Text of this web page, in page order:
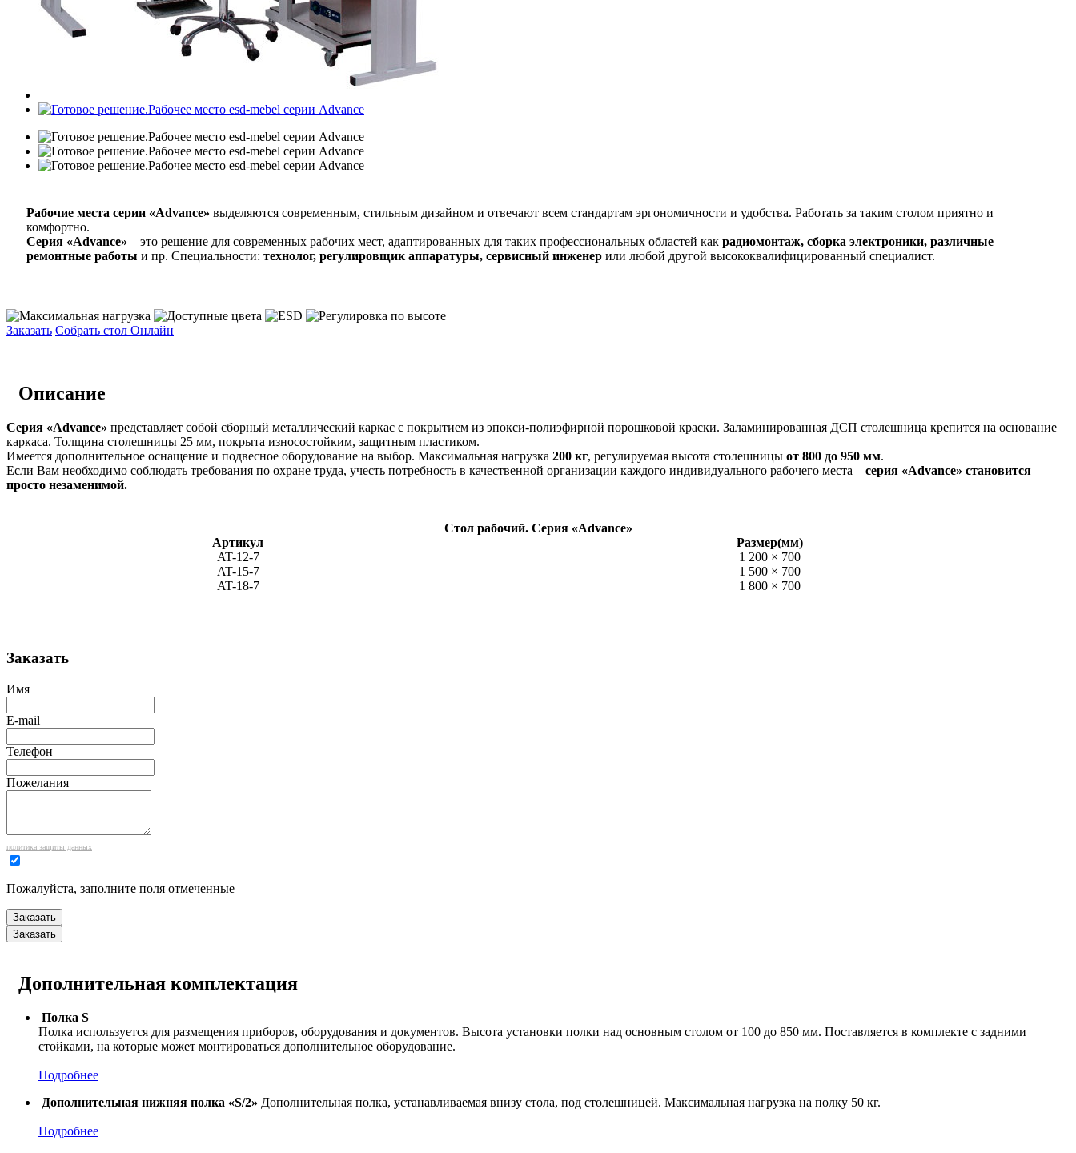
Рабочие места серии «Advance» выделяются современным, стильным дизайном и отвечают всем стандартам эргономичности и удобства. Работать за таким столом приятно и
комфортно.
Серия «Advance» – это решение для современных рабочих мест, адаптированных для таких профессиональных областей как радиомонтаж, сборка электроники, различные
ремонтные работы и пр. Специальности: технолог, регулировщик аппаратуры, сервисный инженер или любой другой высококвалифицированный специалист.
Заказать Собрать стол Онлайн
Описание
Серия «Advance» представляет собой сборный металлический каркас с покрытием из эпокси-полиэфирной порошковой краски. Заламинированная ДСП столешница крепится на основание
каркаса. Толщина столешницы 25 мм, покрыта износостойким, защитным пластиком.
Имеется дополнительное оснащение и подвесное оборудование на выбор. Максимальная нагрузка 200 кг, регулируемая высота столешницы от 800 до 950 мм.
Если Вам необходимо соблюдать требования по охране труда, учесть потребность в качественной организации каждого индивидуального рабочего места – серия «Advance» становится
просто незаменимой.
Стол рабочий. Серия «Advance»
Артикул
Размер(мм)
AT-12-7
1 200 × 700
AT-15-7
1 500 × 700
AT-18-7
1 800 × 700
Заказать
Имя
E-mail
Телефон
Пожелания
политика защиты данных
Пожалуйста, заполните поля отмеченные
Заказать
Заказать
Дополнительная комплектация
Полка S
Полка используется для размещения приборов, оборудования и документов. Высота установки полки над основным столом от 100 до 850 мм. Поставляется в комплекте с задними
стойками, на которые может монтироваться дополнительное оборудование.
Подробнее
Дополнительная нижняя полка «S/2» Дополнительная полка, устанавливаемая внизу стола, под столешницей. Максимальная нагрузка на полку 50 кг.
Подробнее